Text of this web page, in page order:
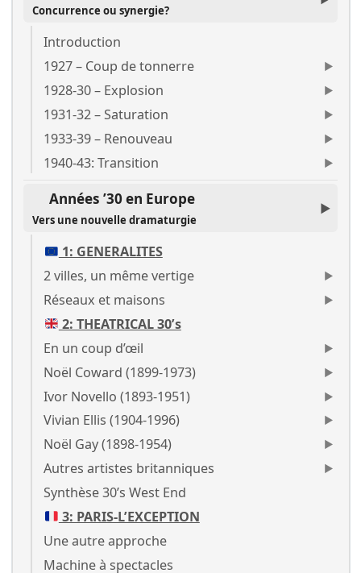
Concurrence ou synergie?
Introduction
1927 – Coup de tonnerre
1928-30 – Explosion
1931-32 – Saturation
1933-39 – Renouveau
1940-43: Transition
Années ’30 en Europe
Vers une nouvelle dramaturgie
1: GENERALITES
2 villes, un même vertige
Réseaux et maisons
2: THEATRICAL 30’s
En un coup d’œil
Noël Coward (1899-1973)
Ivor Novello (1893-1951)
Vivian Ellis (1904-1996)
Noël Gay (1898-1954)
Autres artistes britanniques
Synthèse 30’s West End
3: PARIS-L’EXCEPTION
Une autre approche
Machine à spectacles